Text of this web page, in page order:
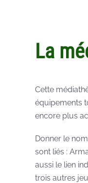
La
Cette
équipements
encore plus
Donner le
sont liés :
aussi le lien
trois autres